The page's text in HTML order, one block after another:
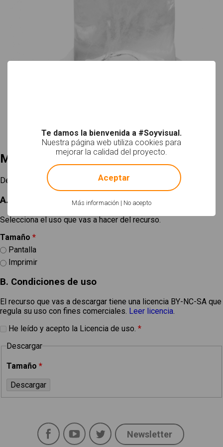
Mi selección
Descargar
A. Elige un tamaño
Selecciona el uso que vas a hacer del recurso.
Tamaño *
Pantalla
Imprimir
B. Condiciones de uso
El recurso que vas a descargar tiene una licencia BY-NC-SA que
regula su uso con fines comerciales. Leer licencia
He leído y acepto la Licencia de uso. *
Descargar
Tamaño *
Social
FacebookYouTubeTwitter
Newsletter
Te damos la bienvenida a #Soyvisual.
Nuestra página web utiliza cookies para
mejorar la calidad del proyecto.
Más información | No acepto
! Not valid!
Aceptar